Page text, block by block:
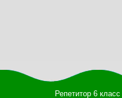
Репетитор 6 класс